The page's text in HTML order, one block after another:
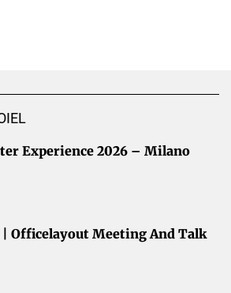
Experience 2026 – Milano
| Officelayout Meeting And Talk